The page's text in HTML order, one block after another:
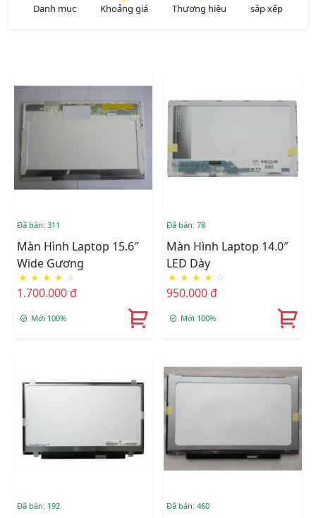
Danh mục
Khoảng giá
Thương hiệu
sắp xếp
Đã bán: 311
Màn Hình Laptop 15.6″
Wide Gương
★ ★ ★ ★ ☆
1.700.000 đ
Mới 100%
Đã bán: 78
Màn Hình Laptop 14.0″
LED Dày
★ ★ ★ ★ ☆
950.000 đ
Mới 100%
Đã bán: 192 Đã bán: 460